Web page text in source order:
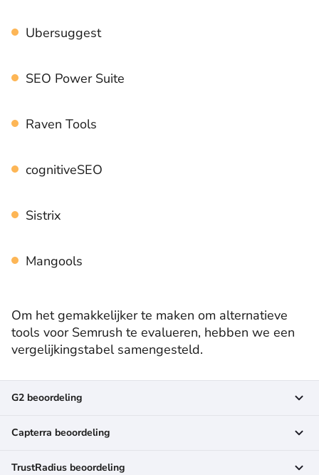
Ubersuggest
SEO Power Suite
Raven Tools
cognitiveSEO
Sistrix
Mangools
Om het gemakkelijker te maken om alternatieve
tools voor Semrush te evalueren, hebben we een
vergelijkingstabel samengesteld.
G2 beoordeling
Capterra beoordeling
TrustRadius beoordeling